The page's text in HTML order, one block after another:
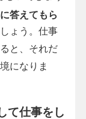
答えてもら
ょう。仕事
と、それだ
になりま
て仕事をし